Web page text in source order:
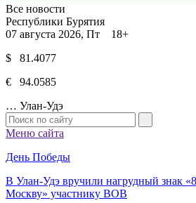
Все новости
Республики Бурятия
07 августа 2026, Пт 18+
$ 81.4077
€ 94.0585
… Улан-Удэ
Меню сайта
День Победы
В Улан-Удэ вручили нагрудный знак
Москву» участнику ВОВ